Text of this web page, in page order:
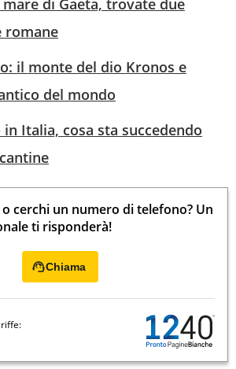
di Gaeta, trovate due
romane
il monte del dio Kronos e
del mondo
Italia, cosa sta succedendo
cerchi un numero di telefono? Un
ti risponderà!
Chiama